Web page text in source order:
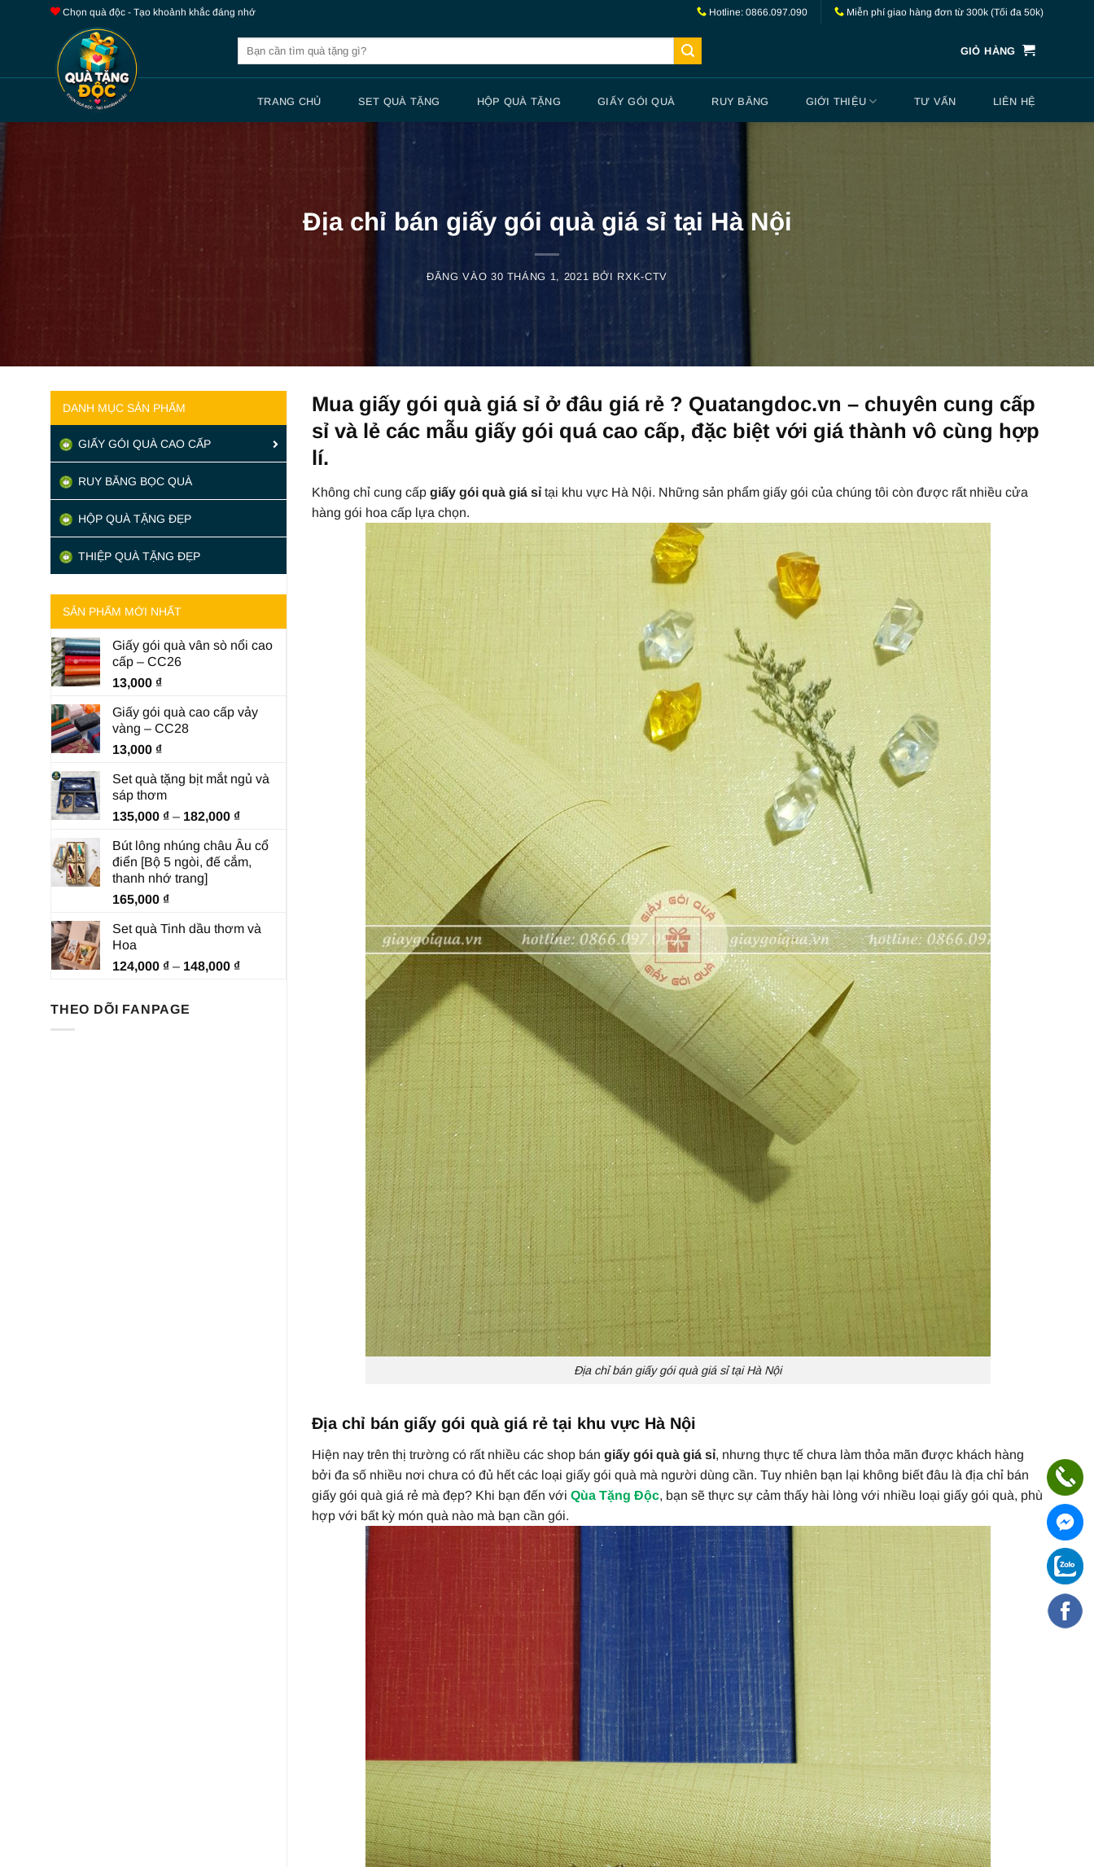
Chọn quà độc - Tạo khoảnh khắc đáng nhớ Hotline: 0866.097.090 Miễn phí giao hàng đơn từ 300k (Tối đa 50k)
kiếm:
GIỎ HÀNG
TRANG CHỦ SET QUÀ TẶNG HỘP QUÀ TẶNG GIẤY GÓI QUÀ RUY BĂNG GIỚI THIỆU TƯ VẤN LIÊN HỆ
Địa chỉ bán giấy gói quà giá sỉ tại Hà Nội
ĐĂNG VÀO 30 THÁNG 1, 2021 BỞI RXK-CTV
DANH MỤC SẢN PHẨM
GIẤY GÓI QUÀ CAO CẤP
RUY BĂNG BỌC QUÀ
HỘP QUÀ TẶNG ĐẸP
THIỆP QUÀ TẶNG ĐẸP
SẢN PHẨM MỚI NHẤT
Giấy gói quà vân sò nổi cao
cấp – CC26
13,000 ₫
Giấy gói quà cao cấp vảy
vàng – CC28
13,000 ₫
Set quà tặng bịt mắt ngủ và
sáp thơm
135,000 ₫ – 182,000 ₫Khoảng
từ
135,000 ₫
Bút lông nhúng châu Âu cổ
điển [Bộ 5 ngòi, đế cắm,
thanh nhớ trang]
165,000 ₫
Set quà Tinh dầu thơm và
Hoa
124,000 ₫ – 148,000 ₫Khoảng
THEO DÕI FANPAGE
Mua giấy gói quà giá sỉ ở đâu giá rẻ ? Quatangdoc.vn – chuyên cung cấp
sỉ và lẻ các mẫu giấy gói quá cao cấp, đặc biệt với giá thành vô cùng hợp
lí.
Không chỉ cung cấp giấy gói quà giá sỉ tại khu vực Hà Nội. Những sản phẩm giấy gói của chúng tôi còn được rất nhiều cửa
hàng gói hoa cấp lựa chọn.
Địa chỉ bán giấy gói quà giá sỉ tại Hà Nội
Địa chỉ bán giấy gói quà giá rẻ tại khu vực Hà Nội
Hiện nay trên thị trường có rất nhiều các shop bán giấy gói quà giá sỉ, nhưng thực tế chưa làm thỏa mãn được khách hàng
bởi đa số nhiều nơi chưa có đủ hết các loại giấy gói quà mà người dùng cần. Tuy nhiên bạn lại không biết đâu là địa chỉ bán
giấy gói quà giá rẻ mà đẹp? Khi bạn đến với Qùa Tặng Độc, bạn sẽ thực sự cảm thấy hài lòng với nhiều loại giấy gói quà, phù
hợp với bất kỳ món quà nào mà bạn cần gói.